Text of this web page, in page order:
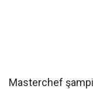
Masterchef